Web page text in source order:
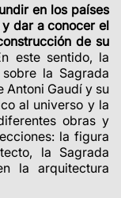
en los países
dar a conocer el
de su
este sentido, la
la Sagrada
Antoni Gaudí y su
al universo y la
obras y
la figura
la Sagrada
la arquitectura